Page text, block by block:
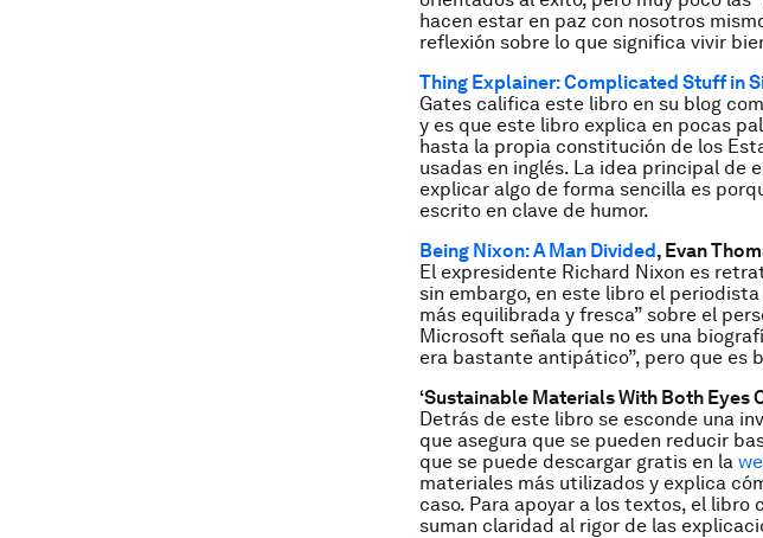
hacen estar en paz con nosotros
reflexión sobre lo que significa vivir
Thing Explainer: Complicated Stuff in
Gates califica este libro en su blog
y es que este libro explica en pocas
hasta la propia constitución de los
usadas en inglés. La idea principal de
explicar algo de forma sencilla es
escrito en clave de humor.
Being Nixon: A Man Divided, Evan
El expresidente Richard Nixon es
sin embargo, en este libro el
más equilibrada y fresca” sobre el
Microsoft señala que no es una
era bastante antipático”, pero que es
‘Sustainable Materials With Both Eyes
Detrás de este libro se esconde una
que asegura que se pueden reducir
que se puede descargar gratis en la
materiales más utilizados y explica
caso. Para apoyar a los textos, el
suman claridad al rigor de las